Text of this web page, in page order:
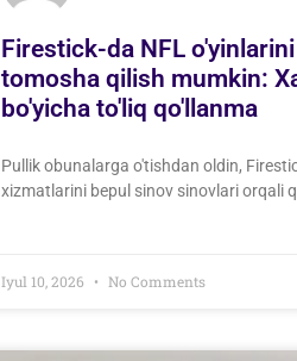
Firestick-da NFL
tomosha qilish mumkin:
bo'yicha to'liq qo'llanma
Pullik obunalarga o'tishdan oldin,
xizmatlarini bepul sinov sinovlari orqali
Iyul 10, 2026 No Comments